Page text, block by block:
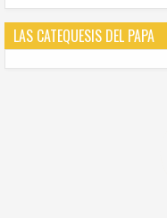
LAS CATEQUESIS DEL PAPA